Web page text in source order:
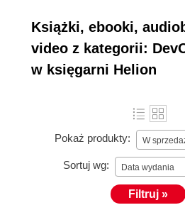
opracowania, jak i praktyczne
nieocenionym źródłem wiedzy
Książki, ebooki,
video z kategorii:
w księgarni Helion
Pokaż produkty: W
Sortuj wg: Data wydania
Filtruj »